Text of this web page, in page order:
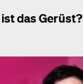
das Gerüst?